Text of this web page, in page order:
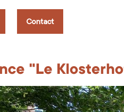
Contact
"Le